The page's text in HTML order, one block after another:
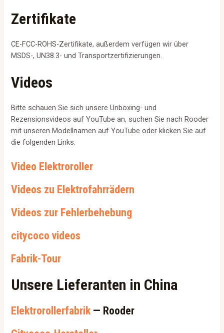
Zertifikate
CE-FCC-ROHS-Zertifikate, außerdem verfügen wir über
MSDS-, UN38.3- und Transportzertifizierungen.
Videos
Bitte schauen Sie sich unsere Unboxing- und
Rezensionsvideos auf YouTube an, suchen Sie nach Rooder
mit unseren Modellnamen auf YouTube oder klicken Sie auf
die folgenden Links:
Video Elektroroller
Videos zu Elektrofahrrädern
Videos zur Fehlerbehebung
citycoco videos
Fabrik-Tour
Unsere Lieferanten in China
Elektrorollerfabrik — Rooder